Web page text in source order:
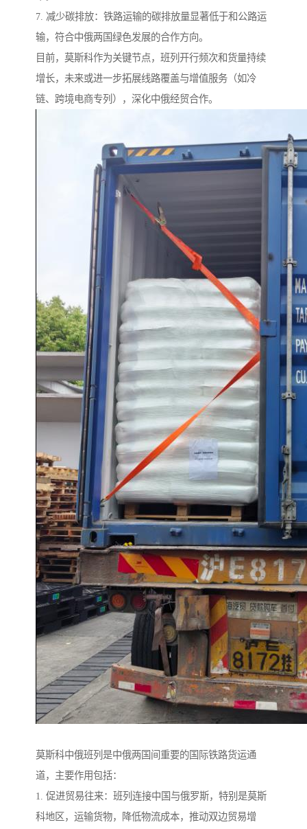
7. 减少碳排放：铁路运输的碳排放量显著低于和公路运
输，符合中俄两国绿色发展的合作方向。
目前，莫斯科作为关键节点，班列开行频次和货量持续
增长，未来或进一步拓展线路覆盖与增值服务（如冷
链、跨境电商专列），深化中俄经贸合作。
莫斯科中俄班列是中俄两国间重要的国际铁路货运通
道，主要作用包括：
1. 促进贸易往来：班列连接中国与俄罗斯，特别是莫斯
科地区，运输货物，降低物流成本，推动双边贸易增